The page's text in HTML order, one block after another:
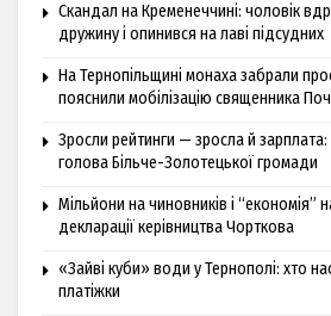
Скандал на Кременеччині: чоловік
дружину і опинився на лаві підсудних
На Тернопільщині монаха забрали
пояснили мобілізацію священника
Зросли рейтинги — зросла й зарплата:
голова Більче-Золотецької громади
Мільйони на чиновників і “економія”
декларації керівництва Чорткова
«Зайві куби» води у Тернополі: хто
платіжки